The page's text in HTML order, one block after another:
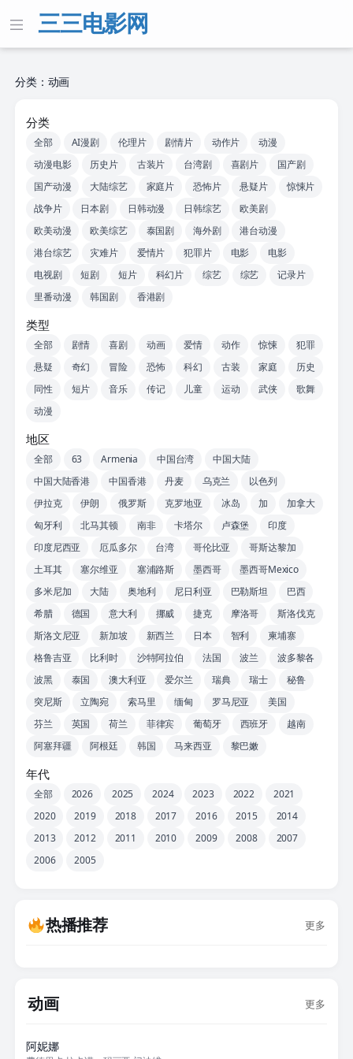
三三电影网
分类：动画
分类
全部 AI漫剧 伦理片 剧情片 动作片
动漫
动漫电影
历史片 古装片 台湾剧 喜剧片
国产剧
国产动漫
大陆综艺 家庭片 恐怖片 悬疑片
惊悚片
战争片
日本剧 日韩动漫 日韩综艺
欧美剧
欧美动漫
欧美综艺 泰国剧 海外剧
港台动漫
港台综艺
灾难片 爱情片 犯罪片 电影
电影
电视剧
短剧 短片 科幻片 综艺 综艺
记录片
里番动漫
韩国剧 香港剧
类型
全部 剧情 喜剧 动画 爱情 动作 惊悚
犯罪
悬疑
奇幻 冒险 恐怖 科幻 古装 家庭
历史
同性
短片 音乐 传记 儿童 运动 武侠
歌舞
动漫
地区
全部 63 Armenia 中国台湾
中国大陆
中国大陆香港
中国香港 丹麦 乌克兰
以色列
伊拉克
伊朗 俄罗斯 克罗地亚 冰岛 加
加拿大
匈牙利
北马其顿 南非 卡塔尔 卢森堡
印度
印度尼西亚
厄瓜多尔 台湾 哥伦比亚
哥斯达黎加
土耳其
塞尔维亚 塞浦路斯 墨西哥
墨西哥Mexico
多米尼加
大陆 奥地利 尼日利亚 巴勒斯坦
巴西
希腊
德国 意大利 挪威 捷克 摩洛哥
斯洛伐克
斯洛文尼亚
新加坡 新西兰 日本 智利
柬埔寨
格鲁吉亚
比利时 沙特阿拉伯 法国 波兰
波多黎各
波黑
泰国 澳大利亚 爱尔兰 瑞典 瑞士
秘鲁
突尼斯
立陶宛 索马里 缅甸 罗马尼亚
美国
芬兰
英国 荷兰 菲律宾 葡萄牙 西班牙
越南
阿塞拜疆
阿根廷 韩国 马来西亚 黎巴嫩
年代
全部 2026 2025 2024 2023 2022
2021
2020
2019 2018 2017 2016 2015
2014
2013
2012 2011 2010 2009 2008
2007
2006
2005
热播推荐 更多
动画 更多
阿妮娜